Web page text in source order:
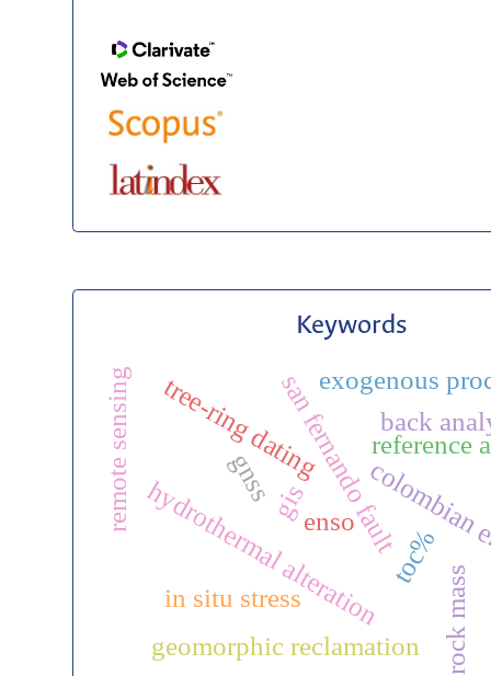
Keywords
hydrothermal alteration
san fernando fault
geomorphic reclamation
reference
remote sensing gis
back
rock mass
in situ stress
tree-ring datingexogenous
enso
gnss
toc%